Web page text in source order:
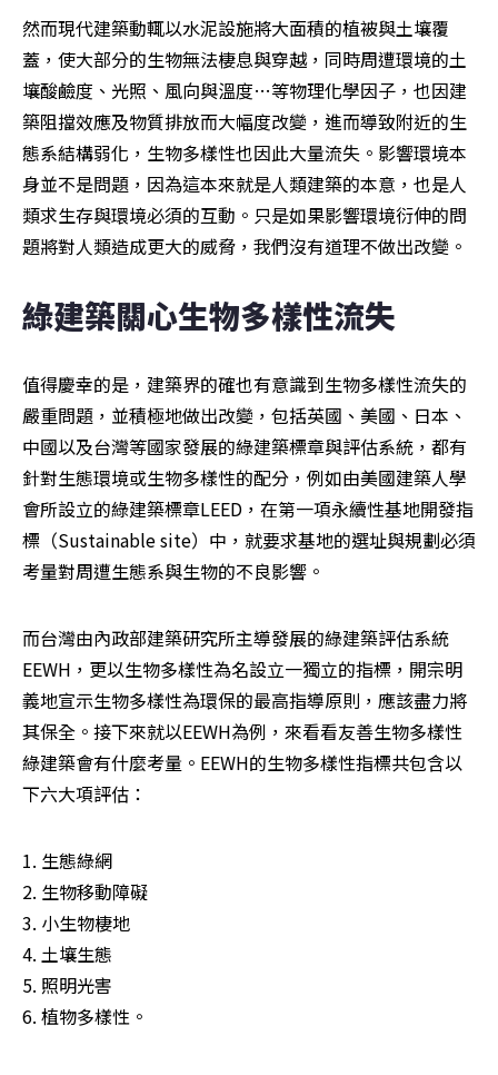
然而現代建築動輒以水泥設施將大面積的植被與土壤覆
蓋，使大部分的生物無法棲息與穿越，同時周遭環境的土
壤酸鹼度、光照、風向與溫度…等物理化學因子，也因建
築阻擋效應及物質排放而大幅度改變，進而導致附近的生
態系結構弱化，生物多樣性也因此大量流失。影響環境本
身並不是問題，因為這本來就是人類建築的本意，也是人
類求生存與環境必須的互動。只是如果影響環境衍伸的問
題將對人類造成更大的威脅，我們沒有道理不做出改變。
綠建築關心生物多樣性流失
值得慶幸的是，建築界的確也有意識到生物多樣性流失的
嚴重問題，並積極地做出改變，包括英國、美國、日本、
中國以及台灣等國家發展的綠建築標章與評估系統，都有
針對生態環境或生物多樣性的配分，例如由美國建築人學
會所設立的綠建築標章LEED，在第一項永續性基地開發指
標（Sustainable site）中，就要求基地的選址與規劃必須
考量對周遭生態系與生物的不良影響。
而台灣由內政部建築研究所主導發展的綠建築評估系統
EEWH，更以生物多樣性為名設立一獨立的指標，開宗明
義地宣示生物多樣性為環保的最高指導原則，應該盡力將
其保全。接下來就以EEWH為例，來看看友善生物多樣性
綠建築會有什麼考量。EEWH的生物多樣性指標共包含以
下六大項評估：
1. 生態綠網
2. 生物移動障礙
3. 小生物棲地
4. 土壤生態
5. 照明光害
6. 植物多樣性。